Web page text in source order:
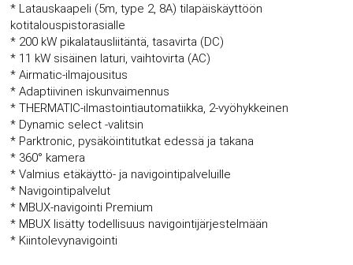
* Latauskaapeli (5m, type 2, 8A) tilapäiskäyttöön
kotitalouspistorasialle
* 200 kW pikalatausliitäntä, tasavirta (DC)
* 11 kW sisäinen laturi, vaihtovirta (AC)
* Airmatic-ilmajousitus
* Adaptiivinen iskunvaimennus
* THERMATIC-ilmastointiautomatiikka, 2-vyöhykkeinen
* Dynamic select -valitsin
* Parktronic, pysäköintitutkat edessä ja takana
* 360° kamera
* Valmius etäkäyttö- ja navigointipalveluille
* Navigointipalvelut
* MBUX-navigointi Premium
* MBUX lisätty todellisuus navigointijärjestelmään
* Kiintolevynavigointi